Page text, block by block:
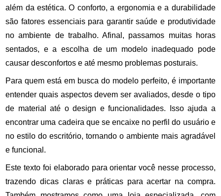
além da estética. O conforto, a ergonomia e a durabilidade
são fatores essenciais para garantir saúde e produtividade
no ambiente de trabalho. Afinal, passamos muitas horas
sentados, e a escolha de um modelo inadequado pode
causar desconfortos e até mesmo problemas posturais.
Para quem está em busca do modelo perfeito, é importante
entender quais aspectos devem ser avaliados, desde o tipo
de material até o design e funcionalidades. Isso ajuda a
encontrar uma cadeira que se encaixe no perfil do usuário e
no estilo do escritório, tornando o ambiente mais agradável
e funcional.
Este texto foi elaborado para orientar você nesse processo,
trazendo dicas claras e práticas para acertar na compra.